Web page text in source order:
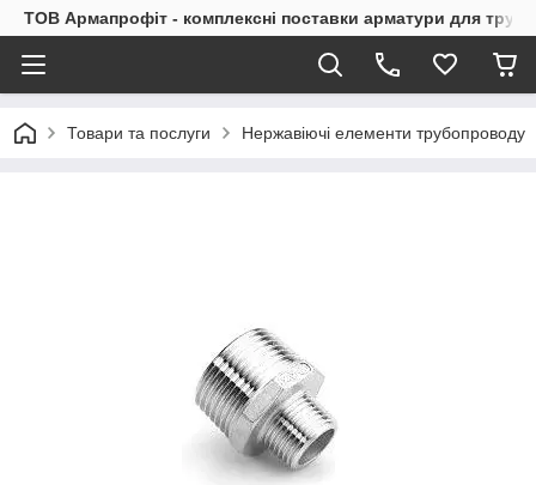
ТОВ Армапрофіт - комплексні поставки арматури для
Товари та послуги Нержавіючі елементи трубопроводу